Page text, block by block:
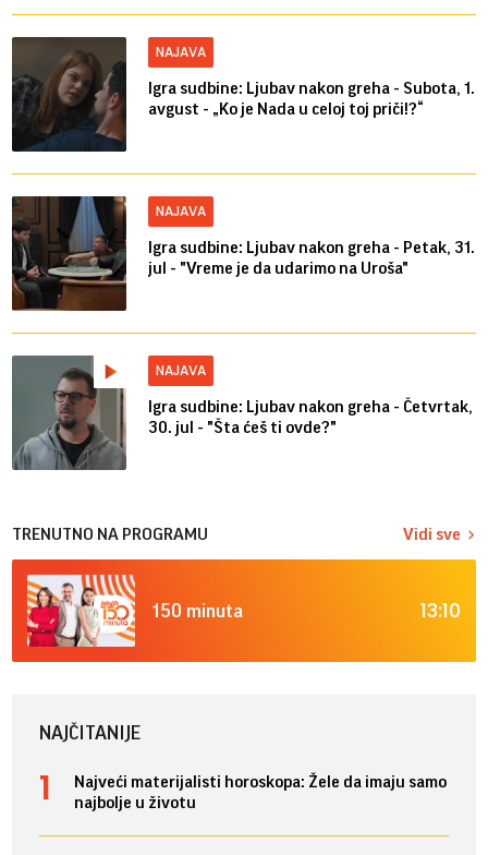
NAJAVA
Igra sudbine: Ljubav nakon greha - Subota, 1.
avgust - „Ko je Nada u celoj toj priči!?“
NAJAVA
Igra sudbine: Ljubav nakon greha - Petak, 31.
jul - "Vreme je da udarimo na Uroša"
NAJAVA
Igra sudbine: Ljubav nakon greha - Četvrtak,
30. jul - "Šta ćeš ti ovde?"
TRENUTNO NA PROGRAMU Vidi sve
150 minuta 13:10
NAJČITANIJE
Najveći materijalisti horoskopa: Žele da imaju samo
najbolje u životu